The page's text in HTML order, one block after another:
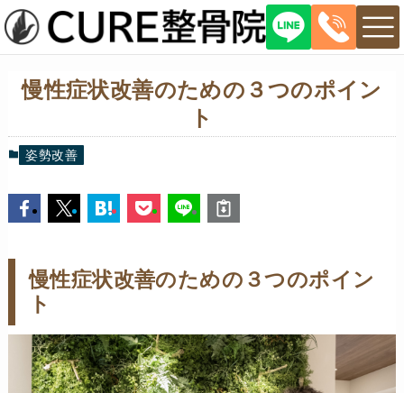
慢性症状改善のための３つのポイン
ト
姿勢改善
慢性症状改善のための３つのポイン
ト